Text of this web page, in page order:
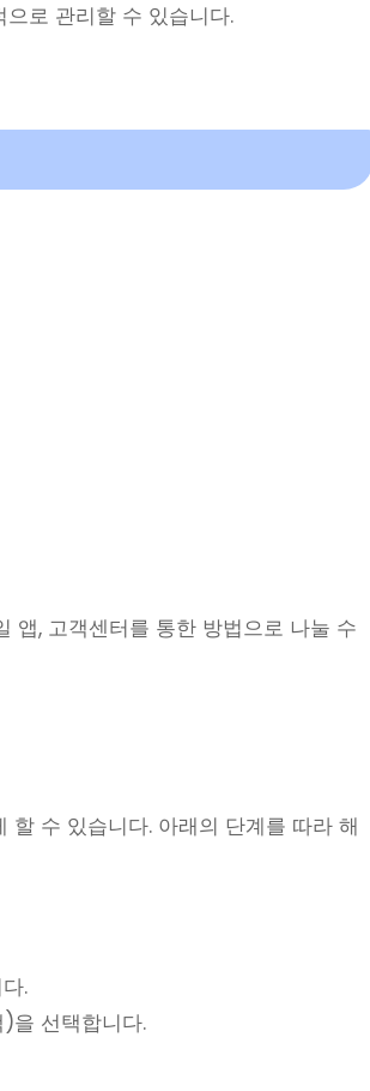
로 관리할 수 있습니다.
앱, 고객센터를 통한 방법으로 나눌 수
수 있습니다. 아래의 단계를 따라 해
.
을 선택합니다.